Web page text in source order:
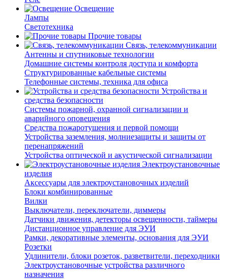
Освещение
Лампы
Светотехника
Прочие товары
Связь, телекоммуникации
Антенны и спутниковые технологии
Домашние системы контроля доступа и комфорта
Структурированные кабельные системы
Телефонные системы, техника для офиса
Устройства и
средства безопасности
Системы пожарной, охранной сигнализации и
аварийного оповещения
Средства пожаротушения и первой помощи
Устройства заземления, молниезащиты и защиты от
перенапряжений
Устройства оптической и акустической сигнализации
Электроустановочные
изделия
Аксессуары для электроустановочных изделий
Блоки комбинированные
Вилки
Выключатели, переключатели, диммеры
Датчики движения, детекторы освещенности, таймеры
Дистанционное управление для ЭУИ
Рамки, декоративные элементы, основания для ЭУИ
Розетки
Удлинители, блоки розеток, разветвители, переходники
Электроустановочные устройства различного
назначения